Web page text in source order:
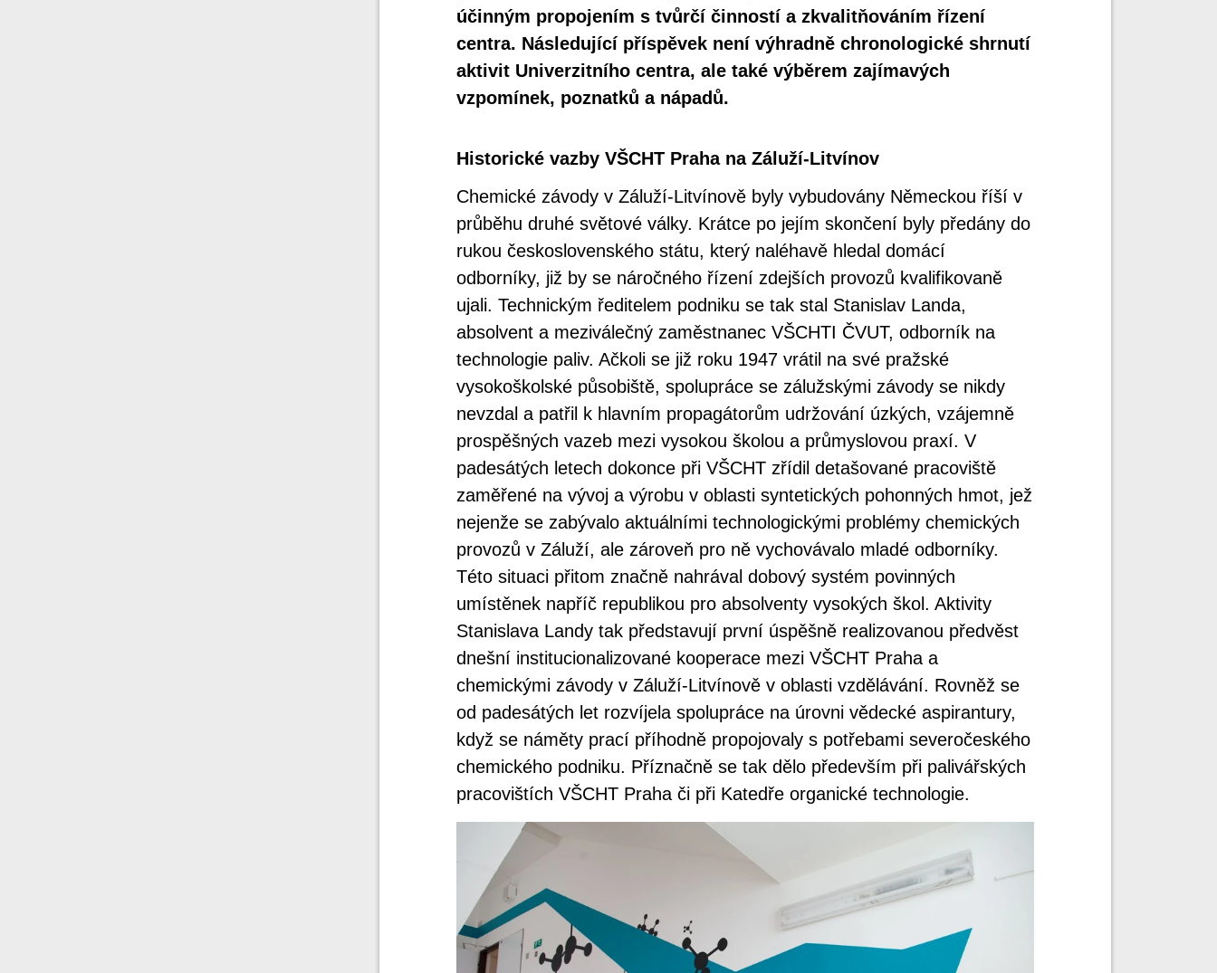
účinným propojením s tvůrčí činností a zkvalitňováním řízení
centra. Následující příspěvek není výhradně chronologické shrnutí
aktivit Univerzitního centra, ale také výběrem zajímavých
vzpomínek, poznatků a nápadů.
Historické vazby VŠCHT Praha na Záluží-Litvínov
Chemické závody v Záluží-Litvínově byly vybudovány Německou říší v
průběhu druhé světové války. Krátce po jejím skončení byly předány do
rukou československého státu, který naléhavě hledal domácí
odborníky, již by se náročného řízení zdejších provozů kvalifikovaně
ujali. Technickým ředitelem podniku se tak stal Stanislav Landa,
absolvent a meziválečný zaměstnanec VŠCHTI ČVUT, odborník na
technologie paliv. Ačkoli se již roku 1947 vrátil na své pražské
vysokoškolské působiště, spolupráce se zálužskými závody se nikdy
nevzdal a patřil k hlavním propagátorům udržování úzkých, vzájemně
prospěšných vazeb mezi vysokou školou a průmyslovou praxí. V
padesátých letech dokonce při VŠCHT zřídil detašované pracoviště
zaměřené na vývoj a výrobu v oblasti syntetických pohonných hmot, jež
nejenže se zabývalo aktuálními technologickými problémy chemických
provozů v Záluží, ale zároveň pro ně vychovávalo mladé odborníky.
Této situaci přitom značně nahrával dobový systém povinných
umístěnek napříč republikou pro absolventy vysokých škol. Aktivity
Stanislava Landy tak představují první úspěšně realizovanou předvěst
dnešní institucionalizované kooperace mezi VŠCHT Praha a
chemickými závody v Záluží-Litvínově v oblasti vzdělávání. Rovněž se
od padesátých let rozvíjela spolupráce na úrovni vědecké aspirantury,
když se náměty prací příhodně propojovaly s potřebami severočeského
chemického podniku. Příznačně se tak dělo především při palivářských
pracovištích VŠCHT Praha či při Katedře organické technologie.